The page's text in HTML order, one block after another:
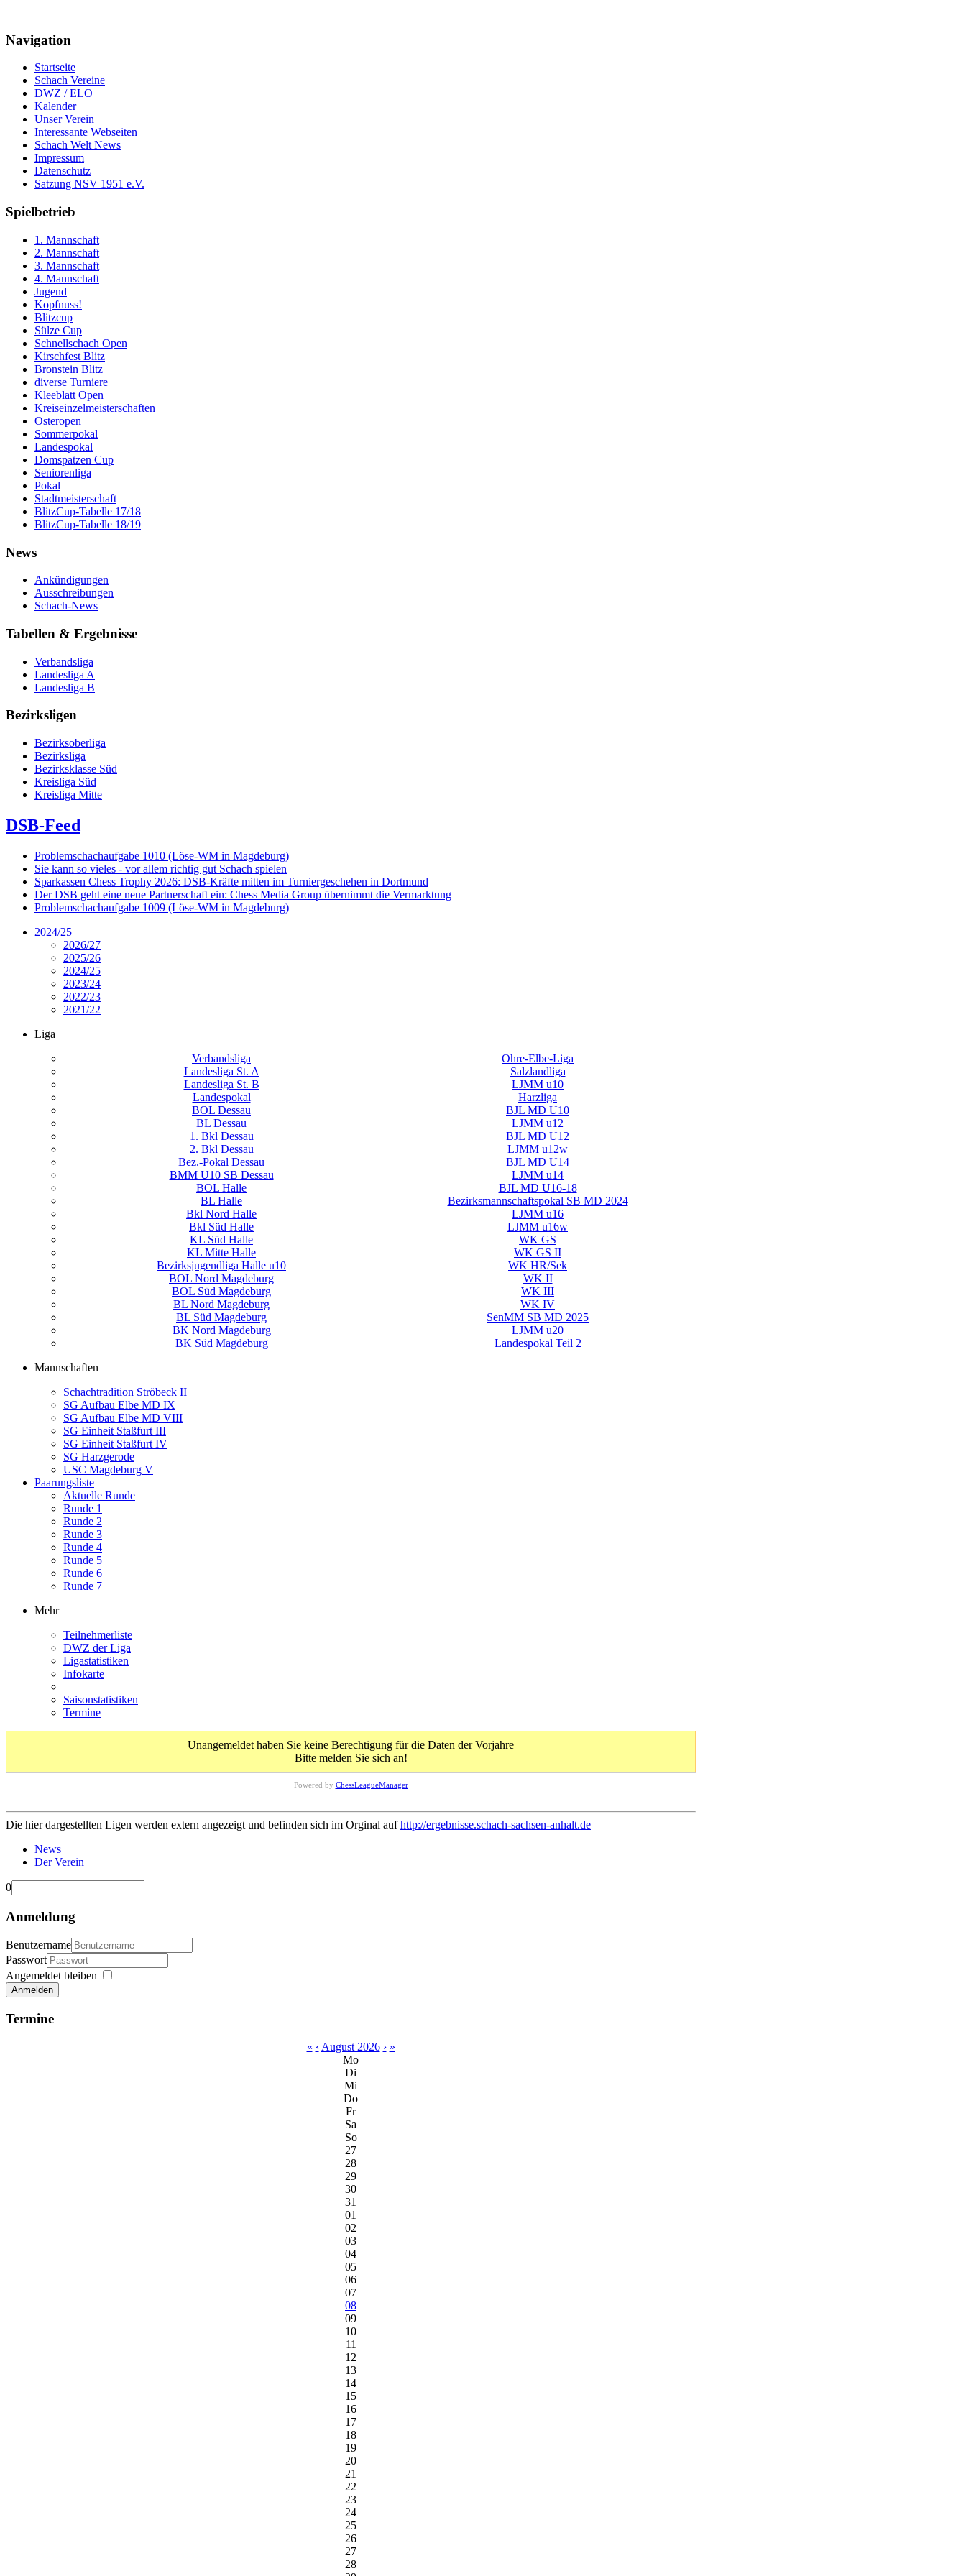
Navigation
Startseite
Schach Vereine
DWZ / ELO
Kalender
Unser Verein
Interessante Webseiten
Schach Welt News
Impressum
Datenschutz
Satzung NSV 1951 e.V.
Spielbetrieb
1. Mannschaft
2. Mannschaft
3. Mannschaft
4. Mannschaft
Jugend
Kopfnuss!
Blitzcup
Sülze Cup
Schnellschach Open
Kirschfest Blitz
Bronstein Blitz
diverse Turniere
Kleeblatt Open
Kreiseinzelmeisterschaften
Osteropen
Sommerpokal
Landespokal
Domspatzen Cup
Seniorenliga
Pokal
Stadtmeisterschaft
BlitzCup-Tabelle 17/18
BlitzCup-Tabelle 18/19
News
Ankündigungen
Ausschreibungen
Schach-News
Tabellen & Ergebnisse
Verbandsliga
Landesliga A
Landesliga B
Bezirksligen
Bezirksoberliga
Bezirksliga
Bezirksklasse Süd
Kreisliga Süd
Kreisliga Mitte
DSB-Feed
Problemschachaufgabe 1010 (Löse-WM in Magdeburg)
Sie kann so vieles - vor allem richtig gut Schach spielen
Sparkassen Chess Trophy 2026: DSB-Kräfte mitten im Turniergeschehen in Dortmund
Der DSB geht eine neue Partnerschaft ein: Chess Media Group übernimmt die Vermarktung
Problemschachaufgabe 1009 (Löse-WM in Magdeburg)
2024/25
2026/27
2025/26
2024/25
2023/24
2022/23
2021/22
Liga
Verbandsliga
Ohre-Elbe-Liga
Landesliga St. A
Salzlandliga
Landesliga St. B
LJMM u10
Landespokal
Harzliga
BOL Dessau
BJL MD U10
BL Dessau
LJMM u12
1. Bkl Dessau
BJL MD U12
2. Bkl Dessau
LJMM u12w
Bez.-Pokal Dessau
BJL MD U14
BMM U10 SB Dessau
LJMM u14
BOL Halle
BJL MD U16-18
BL Halle
Bezirksmannschaftspokal SB MD 2024
Bkl Nord Halle
LJMM u16
Bkl Süd Halle
LJMM u16w
KL Süd Halle
WK GS
KL Mitte Halle
WK GS II
Bezirksjugendliga Halle u10
WK HR/Sek
BOL Nord Magdeburg
WK II
BOL Süd Magdeburg
WK III
BL Nord Magdeburg
WK IV
BL Süd Magdeburg
SenMM SB MD 2025
BK Nord Magdeburg
LJMM u20
BK Süd Magdeburg
Landespokal Teil 2
Mannschaften
Schachtradition Ströbeck II
SG Aufbau Elbe MD IX
SG Aufbau Elbe MD VIII
SG Einheit Staßfurt III
SG Einheit Staßfurt IV
SG Harzgerode
USC Magdeburg V
Paarungsliste
Aktuelle Runde
Runde 1
Runde 2
Runde 3
Runde 4
Runde 5
Runde 6
Runde 7
Mehr
Teilnehmerliste
DWZ der Liga
Ligastatistiken
Infokarte
Saisonstatistiken
Termine
Unangemeldet haben Sie keine Berechtigung für die Daten der Vorjahre
Bitte melden Sie sich an!
Powered by ChessLeagueManager
Die hier dargestellten Ligen werden extern angezeigt und befinden sich im Orginal aufhttp://ergebnisse.schach-sachsen-anhalt.de
News
Der Verein
0
Anmeldung
Benutzername
Passwort
Angemeldet bleiben
Anmelden
Termine
« ‹ August 2026 › »
Mo
Di
Mi
Do
Fr
Sa
So
27
28
29
30
31
01
02
03
04
05
06
07
08
09
10
11
12
13
14
15
16
17
18
19
20
21
22
23
24
25
26
27
28